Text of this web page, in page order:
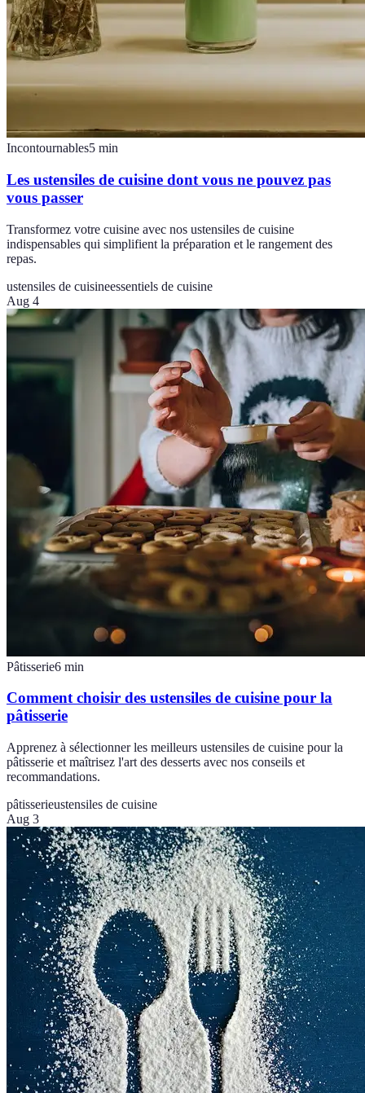
Incontournables5 min
Les ustensiles de cuisine dont vous ne pouvez pas
vous passer
Transformez votre cuisine avec nos ustensiles de cuisine
indispensables qui simplifient la préparation et le rangement des
repas.
ustensiles de cuisineessentiels de cuisine
Aug 4
Pâtisserie6 min
Comment choisir des ustensiles de cuisine pour la
pâtisserie
Apprenez à sélectionner les meilleurs ustensiles de cuisine pour la
pâtisserie et maîtrisez l'art des desserts avec nos conseils et
recommandations.
pâtisserieustensiles de cuisine
Aug 3